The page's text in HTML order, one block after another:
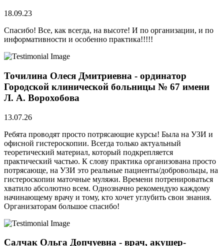
18.09.23
Спасибо! Все, как всегда, на высоте! И по организации, и по
информативности и особенно практика!!!!!
Точилина Олеся Дмитриевна - ординатор
Городской клинической больницы № 67 имени
Л. А. Ворохобова
13.07.26
Ребята проводят просто потрясающие курсы! Была на УЗИ и
офисной гистероскопии. Всегда только актуальный
теоретический материал, который подкрепляется
практический частью. К слову практика организована просто
потрясающе, на УЗИ это реальные пациенты/добровольцы, на
гистероскопии маточные муляжи. Времени потренироваться
хватило абсолютно всем. Однозначно рекомендую каждому
начинающему врачу и тому, кто хочет углубить свои знания.
Организаторам большое спасибо!
Салчак Ольга Допчуевна - врач, акушер-